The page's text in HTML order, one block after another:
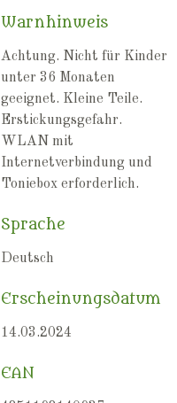
Warnhinweis
Achtung. Nicht für Kinder
unter 36 Monaten
geeignet. Kleine Teile.
Erstickungsgefahr.
WLAN mit
Internetverbindung und
Toniebox erforderlich.
Sprache
Deutsch
Erscheinungsdatum
14.03.2024
EAN